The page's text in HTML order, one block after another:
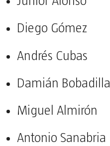
Diego Gómez
Andrés Cubas
Damián Bobadilla
Miguel Almirón
Antonio Sanabria